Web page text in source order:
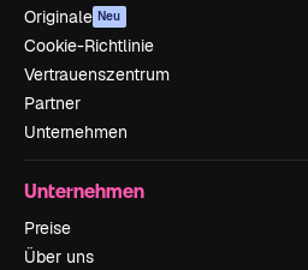
Originale Neu
Cookie-Richtlinie
Vertrauenszentrum
Partner
Unternehmen
Unternehmen
Preise
Über uns